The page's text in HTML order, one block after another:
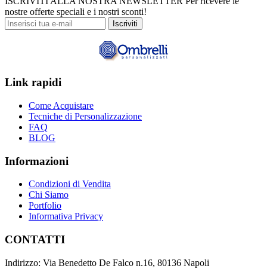
nostre offerte speciali e i nostri sconti!
Iscriviti
Link rapidi
Come Acquistare
Tecniche di Personalizzazione
FAQ
BLOG
Informazioni
Condizioni di Vendita
Chi Siamo
Portfolio
Informativa Privacy
CONTATTI
Indirizzo: Via Benedetto De Falco n.16, 80136 Napoli